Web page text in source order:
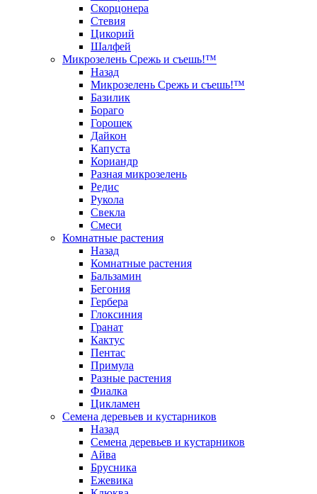
Скорцонера
Стевия
Цикорий
Шалфей
Микрозелень Срежь и съешь!™
Назад
Микрозелень Срежь и съешь!™
Базилик
Бораго
Горошек
Дайкон
Капуста
Кориандр
Разная микрозелень
Редис
Рукола
Свекла
Смеси
Комнатные растения
Назад
Комнатные растения
Бальзамин
Бегония
Гербера
Глоксиния
Гранат
Кактус
Пентас
Примула
Разные растения
Фиалка
Цикламен
Семена деревьев и кустарников
Назад
Семена деревьев и кустарников
Айва
Брусника
Ежевика